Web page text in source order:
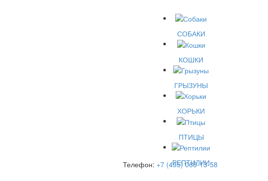
Телефон: +7 (495) 066-13-58
СОБАКИ
КОШКИ
ГРЫЗУНЫ
ХОРЬКИ
ПТИЦЫ
РЕПТИЛИИ